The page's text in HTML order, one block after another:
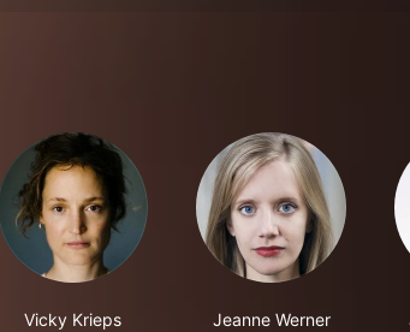
Vicky Krieps
Jeanne Werner